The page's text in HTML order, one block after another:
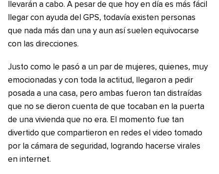
llevarán a cabo. A pesar de que hoy en día es más fácil
llegar con ayuda del GPS, todavía existen personas
que nada más dan una y aun así suelen equivocarse
con las direcciones.
Justo como le pasó a un par de mujeres, quienes, muy
emocionadas y con toda la actitud, llegaron a pedir
posada a una casa, pero ambas fueron tan distraídas
que no se dieron cuenta de que tocaban en la puerta
de una vivienda que no era. El momento fue tan
divertido que compartieron en redes el video tomado
por la cámara de seguridad, logrando hacerse virales
en internet.